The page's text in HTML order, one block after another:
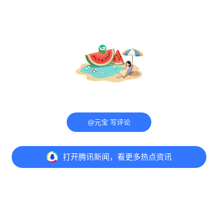
打开腾讯新闻，看更多热点资讯
@元宝 写评论